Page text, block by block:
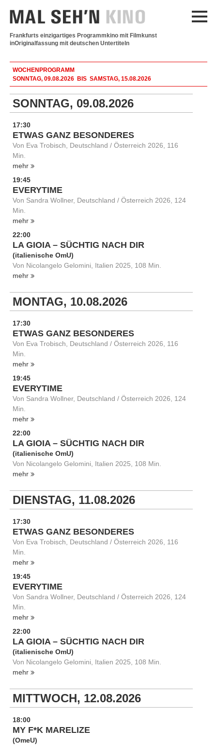
Frankfurts einzigartiges Programmkino mit Filmkunst
inOriginalfassung mit deutschen Untertiteln
WOCHENPROGRAMM
SONNTAG, 09.08.2026 BIS SAMSTAG, 15.08.2026
SONNTAG, 09.08.2026
17:30
ETWAS GANZ BESONDERES
Von Eva Trobisch, Deutschland / Österreich 2026, 116
Min.
mehr
19:45
EVERYTIME
Von Sandra Wollner, Deutschland / Österreich 2026, 124
Min.
mehr
22:00
LA GIOIA – SÜCHTIG NACH DIR
(italienische OmU)
Von Nicolangelo Gelomini, Italien 2025, 108 Min.
mehr
MONTAG, 10.08.2026
17:30
ETWAS GANZ BESONDERES
Von Eva Trobisch, Deutschland / Österreich 2026, 116
Min.
mehr
19:45
EVERYTIME
Von Sandra Wollner, Deutschland / Österreich 2026, 124
Min.
mehr
22:00
LA GIOIA – SÜCHTIG NACH DIR
(italienische OmU)
Von Nicolangelo Gelomini, Italien 2025, 108 Min.
mehr
DIENSTAG, 11.08.2026
17:30
ETWAS GANZ BESONDERES
Von Eva Trobisch, Deutschland / Österreich 2026, 116
Min.
mehr
19:45
EVERYTIME
Von Sandra Wollner, Deutschland / Österreich 2026, 124
Min.
mehr
22:00
LA GIOIA – SÜCHTIG NACH DIR
(italienische OmU)
Von Nicolangelo Gelomini, Italien 2025, 108 Min.
mehr
MITTWOCH, 12.08.2026
18:00
MY F*K MARELIZE
(OmeU)